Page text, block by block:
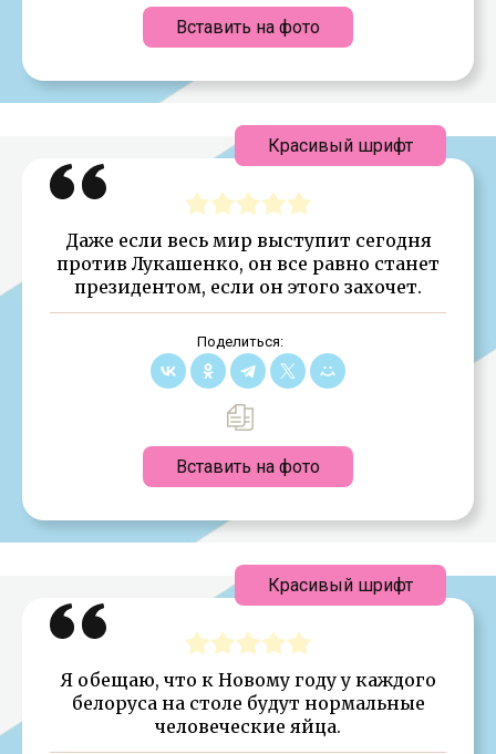
Вставить на фото
Даже если весь мир выступит сегодня
против Лукашенко, он все равно станет
президентом, если он этого захочет.
Поделиться:
Вставить на фото
Красивый шрифт
Я обещаю, что к Новому году у каждого
белоруса на столе будут нормальные
человеческие яйца.
Красивый шрифт